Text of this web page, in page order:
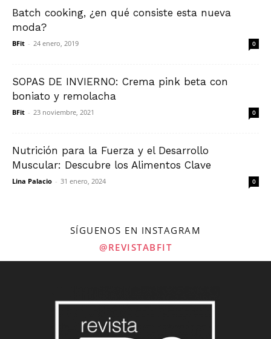
Batch cooking, ¿en qué consiste esta nueva
moda?
BFit - 24 enero, 2019 0
SOPAS DE INVIERNO: Crema pink beta con
boniato y remolacha
BFit - 23 noviembre, 2021 0
Nutrición para la Fuerza y el Desarrollo
Muscular: Descubre los Alimentos Clave
Lina Palacio - 31 enero, 2024 0
SÍGUENOS EN INSTAGRAM
@REVISTABFIT